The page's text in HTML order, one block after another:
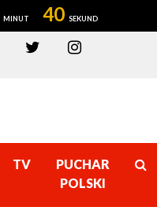
40
TV
PUCHAR
POLSKI